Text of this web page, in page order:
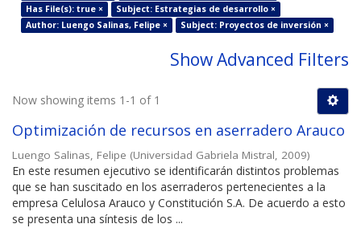
Has File(s): true ×
Subject: Estrategias de desarrollo ×
Author: Luengo Salinas, Felipe ×
Subject: Proyectos de inversión ×
Show Advanced Filters
Now showing items 1-1 of 1
Optimización de recursos en aserradero Arauco
Luengo Salinas, Felipe (Universidad Gabriela Mistral, 2009)
En este resumen ejecutivo se identificarán distintos problemas
que se han suscitado en los aserraderos pertenecientes a la
empresa Celulosa Arauco y Constitución S.A. De acuerdo a esto
se presenta una síntesis de los ...